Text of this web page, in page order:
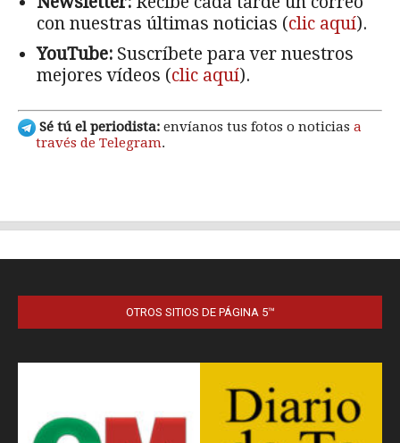
OTROS SITIOS DE PÁGINA 5™